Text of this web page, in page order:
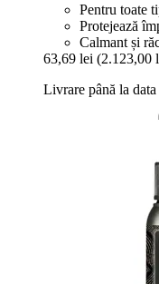
Pentru toate
Protejează
Calmant și
63,69 lei (2.123,00
Livrare până la